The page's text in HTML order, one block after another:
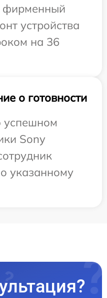
фирменный
устройства
на 36
о готовности
Sony
указанному